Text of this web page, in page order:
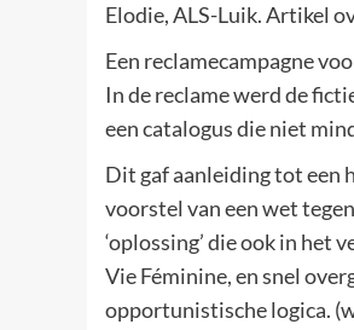
Elodie, ALS-Luik. Artikel
Een reclamecampagne
In de reclame werd de
een catalogus die niet
Dit gaf aanleiding tot een
voorstel van een wet
‘oplossing’ die ook in het
Vie Féminine, en snel
opportunistische logica.